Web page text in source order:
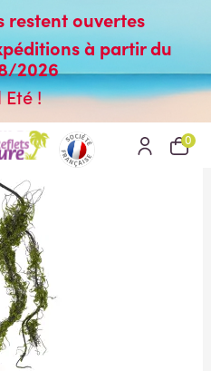
restent ouvertes
à partir du
2026
Eté !
0